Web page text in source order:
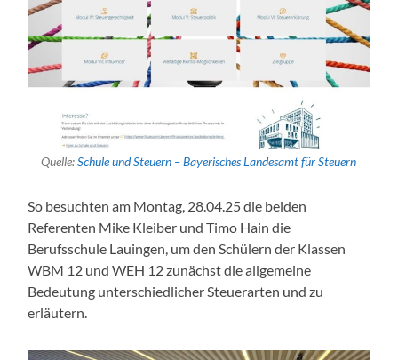
Quelle:Schule und Steuern – Bayerisches Landesamt für Steuern
So besuchten am Montag, 28.04.25 die beiden
Referenten Mike Kleiber und Timo Hain die
Berufsschule Lauingen, um den Schülern der Klassen
WBM 12 und WEH 12 zunächst die allgemeine
Bedeutung unterschiedlicher Steuerarten und zu
erläutern.